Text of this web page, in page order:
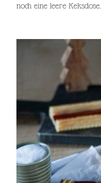
noch eine leere Keksdose.